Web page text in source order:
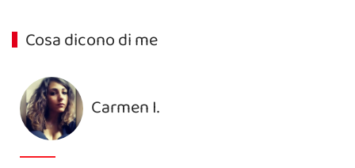
Cosa dicono di me
Carmen I.